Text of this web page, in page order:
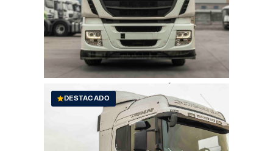
TRACTO CAMIÓN
42.000.000
Ver Ficha
DESTACADO